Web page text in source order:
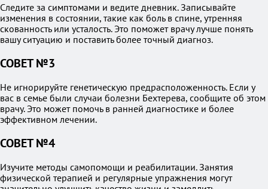
Следите за симптомами и ведите дневник. Записывайте
изменения в состоянии, такие как боль в спине, утренняя
скованность или усталость. Это поможет врачу лучше понять
вашу ситуацию и поставить более точный диагноз.
СОВЕТ №3
Не игнорируйте генетическую предрасположенность. Если у
вас в семье были случаи болезни Бехтерева, сообщите об этом
врачу. Это может помочь в ранней диагностике и более
эффективном лечении.
СОВЕТ №4
Изучите методы самопомощи и реабилитации. Занятия
физической терапией и регулярные упражнения могут